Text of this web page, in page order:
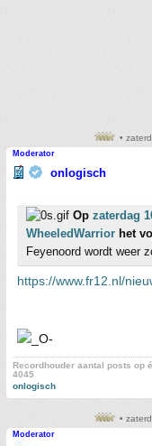
•
Moderator
onlogisch
Op zaterdag
WheeledWarrior het
Feyenoord wordt weer
https://www.fr12.nl/
Recordhouder aantal posts op
4045
onlogisch
•
Moderator